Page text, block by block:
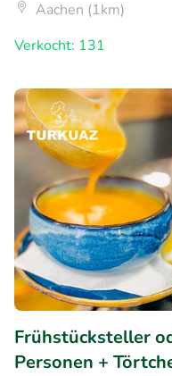
Aachen (1km)
Verkocht: 131
Frühstücksteller
Personen +